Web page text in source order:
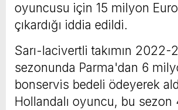
oyuncusu için 15 milyon
çıkardığı iddia edildi.
Sarı-lacivertli takımın 2022-
sezonunda Parma'dan 6
bonservis bedeli ödeyerek
Hollandalı oyuncu, bu sezon